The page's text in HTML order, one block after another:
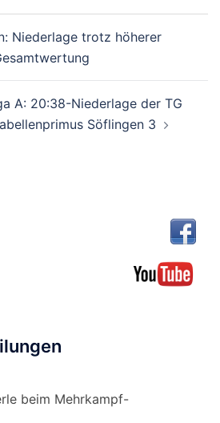
Niederlage trotz höherer
A: 20:38-Niederlage der TG
Söflingen 3
beim Mehrkampf-